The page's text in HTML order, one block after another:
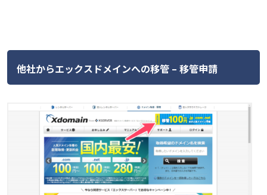
他社からエックスドメインへの移管 – 移管申請